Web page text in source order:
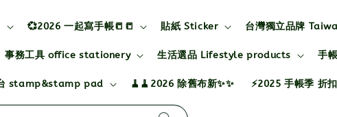
💞2026 一起寫手帳📒📒 貼紙 Sticker 台灣獨立品牌
事務工具 office stationery 生活選品 Lifestyle products 手
stamp&stamp pad 🧹🧹2026 除舊布新✨✨ ⚡2025 手帳季 折扣